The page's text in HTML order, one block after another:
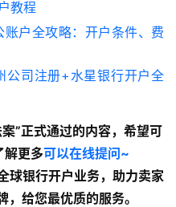
教程
户全攻略：开户条件、费
公司注册+水星银行开户全
”正式通过的内容，希望可
解更多可以在线提问~
球银行开户业务，助力卖家
给您最优质的服务。